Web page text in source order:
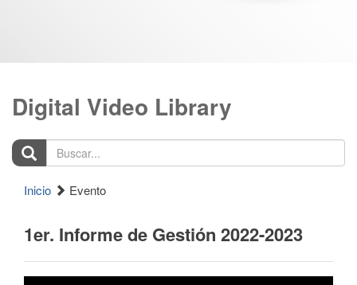
Digital Video Library
Buscar...
Inicio Evento
1er. Informe de Gestión 2022-2023